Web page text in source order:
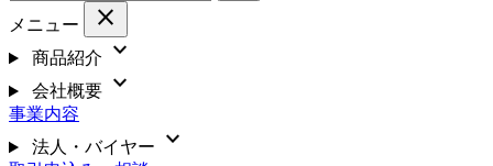
メニュー close
商品紹介 expand_more
会社概要 expand_more
事業内容
法人・バイヤー
expand_more